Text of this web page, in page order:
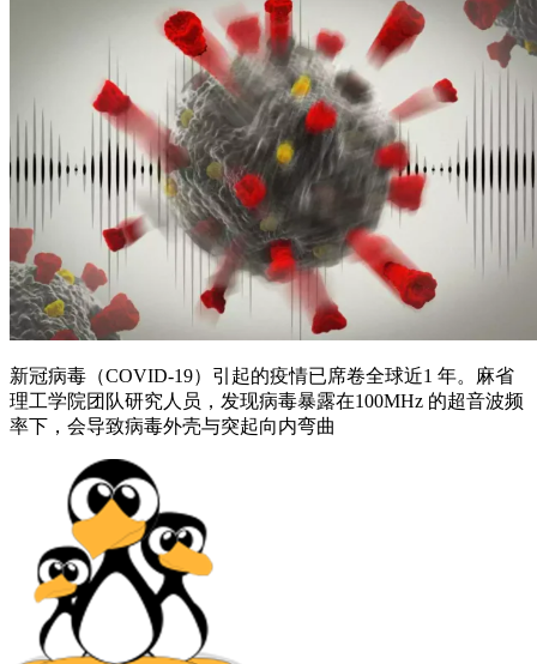
新冠病毒（COVID-19）引起的疫情已席卷全球近1 年。麻省
理工学院团队研究人员，发现病毒暴露在100MHz 的超音波频
率下，会导致病毒外壳与突起向内弯曲